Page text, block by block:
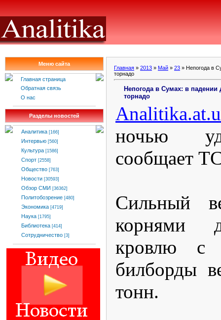
Меню сайта
Главная страница
Обратная связь
О нас
Разделы новостей
Аналитика [166]
Интервью [560]
Культура [1586]
Спорт [2558]
Общество [763]
Новости [30593]
Обзор СМИ [36362]
Политобозрение [480]
Экономика [4719]
Наука [1795]
Библиотека [414]
Сотрудничество [3]
Главная » 2013 » Май » 23 » Непогода в
торнадо
Непогода в Сумах: в
торнадо
ночью
сообщает
Сильный
корнями
кровлю
билборды
тонн.